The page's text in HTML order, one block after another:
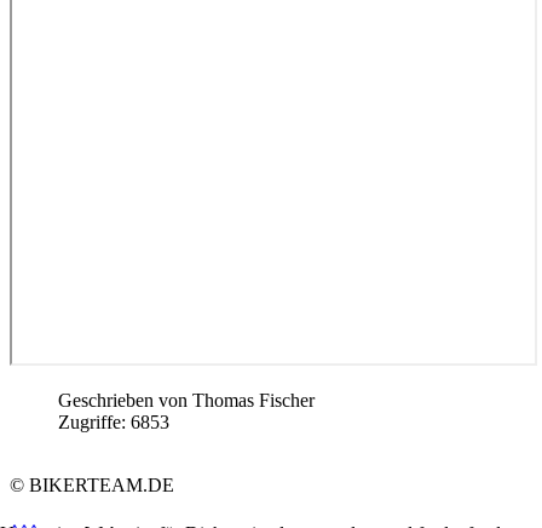
Geschrieben von Thomas Fischer
Zugriffe: 6853
© BIKERTEAM.DE